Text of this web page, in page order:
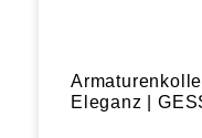
Eleganz |